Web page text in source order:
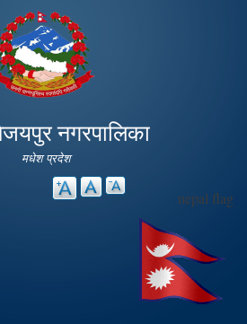
नगरपालिका
मधेश प्रदेश
nepal flag